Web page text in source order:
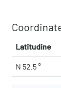
Latitudine
N 52.5 °